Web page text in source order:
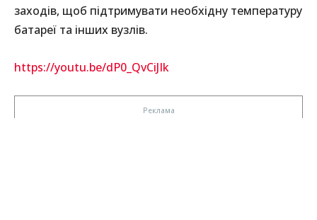
заходів, щоб підтримувати необхідну температуру
батареї та інших вузлів.
https://youtu.be/dP0_QvCiJIk